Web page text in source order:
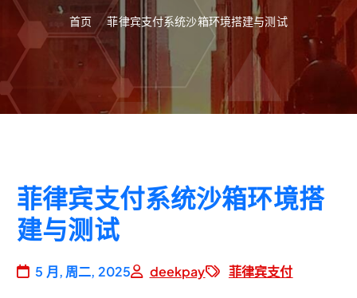
首页 菲律宾支付系统沙箱环境搭建与测试
菲律宾支付系统沙箱环境搭
建与测试
5 月, 周二, 2025 deekpay 菲律宾支付